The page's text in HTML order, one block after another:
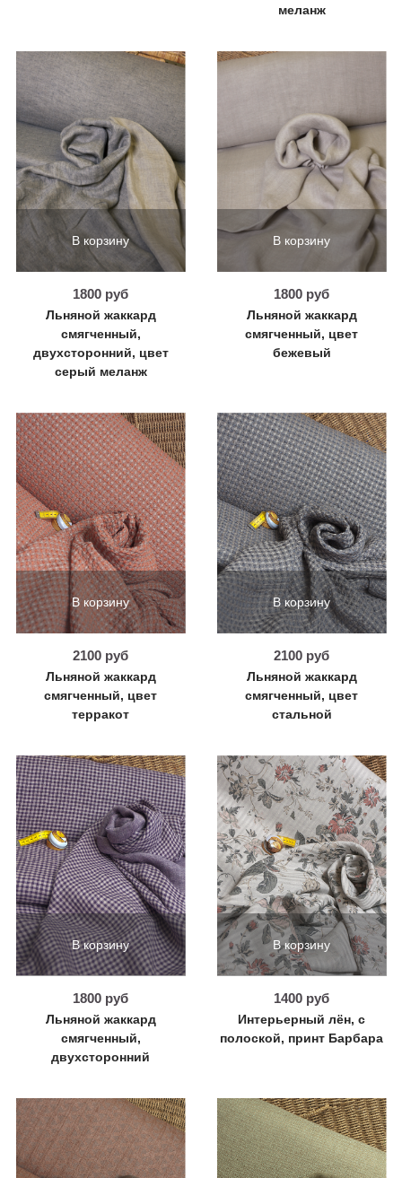
меланж
В корзину
1800 руб
Льняной жаккард
смягченный,
двухсторонний, цвет
серый меланж
В корзину
1800 руб
Льняной жаккард
смягченный, цвет
бежевый
В корзину
2100 руб
Льняной жаккард
смягченный, цвет
терракот
В корзину
2100 руб
Льняной жаккард
смягченный, цвет
стальной
В корзину
1800 руб
Льняной жаккард
смягченный,
двухсторонний
В корзину
1400 руб
Интерьерный лён, с
полоской, принт Барбара